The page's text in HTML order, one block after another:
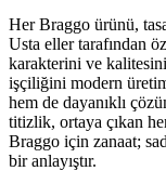
Her Braggo ürünü,
Usta eller tarafından
karakterini ve
işçiliğini modern
hem de dayanıklı
titizlik, ortaya çıkan
Braggo için zanaat;
bir anlayıştır.